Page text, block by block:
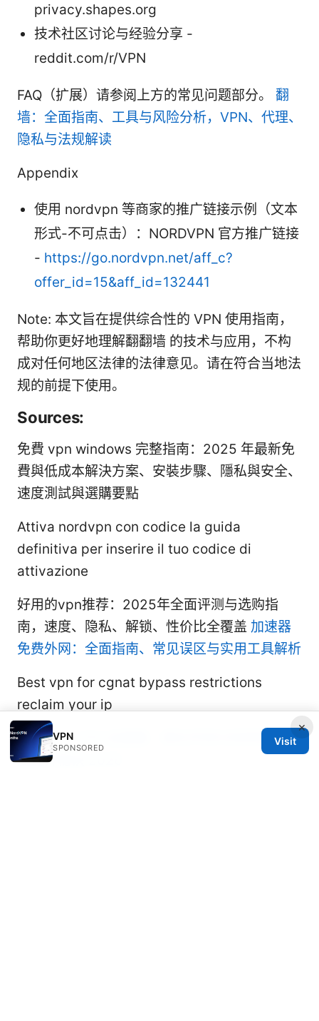
privacy.shapes.org
技术社区讨论与经验分享 -
reddit.com/r/VPN
FAQ（扩展）请参阅上方的常见问题部分。 翻
墙：全面指南、工具与风险分析，VPN、代理、
隐私与法规解读
Appendix
使用 nordvpn 等商家的推广链接示例（文本
形式-不可点击）：NORDVPN 官方推广链接
- https://go.nordvpn.net/aff_c?
offer_id=15&aff_id=132441
Note: 本文旨在提供综合性的 VPN 使用指南，
帮助你更好地理解翻翻墙 的技术与应用，不构
成对任何地区法律的法律意见。请在符合当地法
规的前提下使用。
Sources:
免費 vpn windows 完整指南：2025 年最新免
費與低成本解決方案、安裝步驟、隱私與安全、
速度測試與選購要點
Attiva nordvpn con codice la guida
definitiva per inserire il tuo codice di
attivazione
好用的vpn推荐：2025年全面评测与选购指
南，速度、隐私、解锁、性价比全覆盖 加速器
免费外网：全面指南、常见误区与实用工具解析
Best vpn for cgnat bypass restrictions
reclaim your ip
Proton ⭐ VPN 加速器：真实评测与你的网络速
度提升秘诀 2026
×
VPN
SPONSORED
Visit